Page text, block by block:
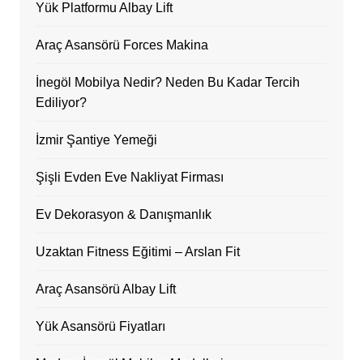
Yük Platformu Albay Lift
Araç Asansörü Forces Makina
İnegöl Mobilya Nedir? Neden Bu Kadar Tercih
Ediliyor?
İzmir Şantiye Yemeği
Şişli Evden Eve Nakliyat Firması
Ev Dekorasyon & Danışmanlık
Uzaktan Fitness Eğitimi – Arslan Fit
Araç Asansörü Albay Lift
Yük Asansörü Fiyatları